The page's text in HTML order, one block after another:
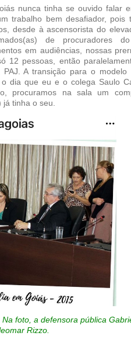
nunca tinha se ouvido falar
trabalho bem desafiador, pois
desde à ascensorista do
de procuradores
em audiências, nossas
12 pessoas, então
A transição para o modelo
dia que eu e o colega Saulo
procuramos na sala um
tinha o seu.
foto, a defensora pública
Rizzo.